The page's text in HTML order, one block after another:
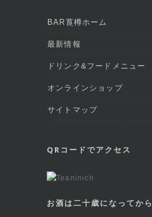
BAR莨樽ホーム
最新情報
ドリンク&フードメニュー
オンラインショップ
サイトマップ
QRコードでアクセス
お酒は二十歳になってから